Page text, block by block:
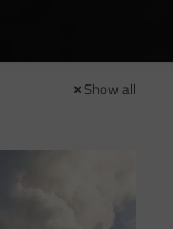
Show all